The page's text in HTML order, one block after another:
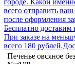
всего отправить
после оформления
Бесплатно доставим
При заказе на
всего 180 рублей.
Печенье овсяное